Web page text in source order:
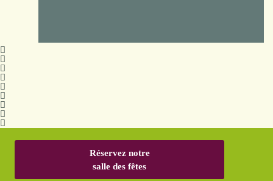
Réservez notre
salle des fêtes